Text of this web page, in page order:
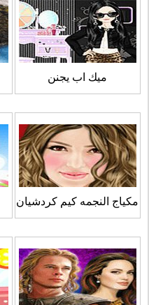
ميك اب يجنن
مكياج النجمه كيم كردشيان